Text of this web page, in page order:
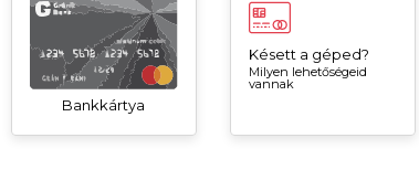
Bankkártya
Késett a géped?
Milyen lehetőségeid
vannak